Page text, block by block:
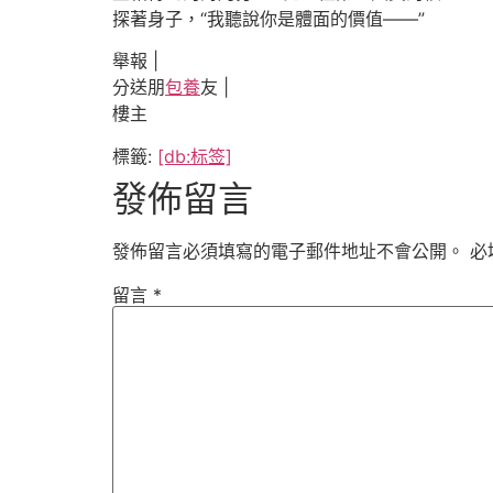
探著身子，“我聽說你是體面的價值——”
舉報 |
分送朋包養友 |
樓主
標籤: [db:标签]
發佈留言
發佈留言必須填寫的電子郵件地址不會公開。 必
留言 *